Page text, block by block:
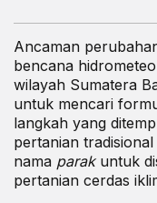
Ancaman
bencana
wilayah Sumatera
untuk mencari
langkah yang
pertanian
nama parakuntuk
pertanian cerdas